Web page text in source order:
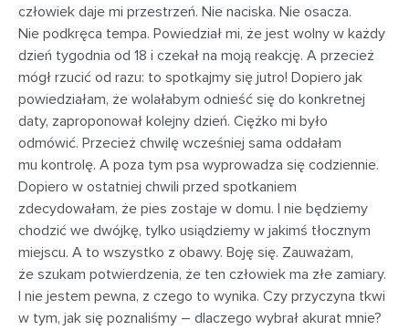
człowiek daje mi przestrzeń. Nie naciska. Nie osacza.
Nie podkręca tempa. Powiedział mi, że jest wolny w każdy
dzień tygodnia od 18 i czekał na moją reakcję. A przecież
mógł rzucić od razu: to spotkajmy się jutro! Dopiero jak
powiedziałam, że wolałabym odnieść się do konkretnej
daty, zaproponował kolejny dzień. Ciężko mi było
odmówić. Przecież chwilę wcześniej sama oddałam
mu kontrolę. A poza tym psa wyprowadza się codziennie.
Dopiero w ostatniej chwili przed spotkaniem
zdecydowałam, że pies zostaje w domu. I nie będziemy
chodzić we dwójkę, tylko usiądziemy w jakimś tłocznym
miejscu. A to wszystko z obawy. Boję się. Zauważam,
że szukam potwierdzenia, że ten człowiek ma złe zamiary.
I nie jestem pewna, z czego to wynika. Czy przyczyna tkwi
w tym, jak się poznaliśmy – dlaczego wybrał akurat mnie?